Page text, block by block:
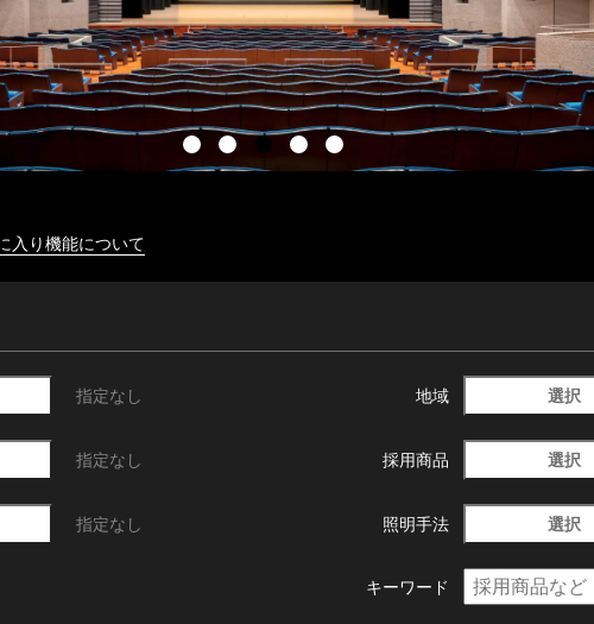
入り機能について
指定なし 地域 選択
指定なし 採用商品 選択
指定なし 照明手法 選択
キーワード